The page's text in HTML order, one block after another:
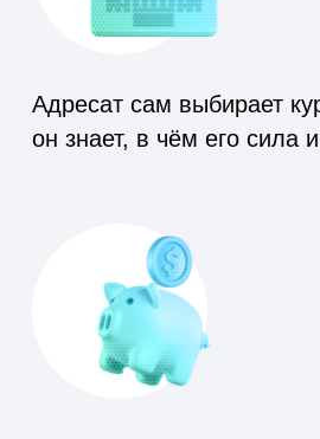
Курсы, которые помогают изменить
жизнь: сменить профессию
или вырасти в карьере